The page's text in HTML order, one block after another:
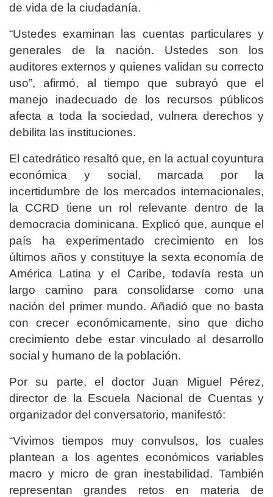
de vida de la ciudadanía.
“Ustedes examinan las cuentas particulares y
generales de la nación. Ustedes son los
auditores externos y quienes validan su correcto
uso”, afirmó, al tiempo que subrayó que el
manejo inadecuado de los recursos públicos
afecta a toda la sociedad, vulnera derechos y
debilita las instituciones.
El catedrático resaltó que, en la actual coyuntura
económica y social, marcada por la
incertidumbre de los mercados internacionales,
la CCRD tiene un rol relevante dentro de la
democracia dominicana. Explicó que, aunque el
país ha experimentado crecimiento en los
últimos años y constituye la sexta economía de
América Latina y el Caribe, todavía resta un
largo camino para consolidarse como una
nación del primer mundo. Añadió que no basta
con crecer económicamente, sino que dicho
crecimiento debe estar vinculado al desarrollo
social y humano de la población.
Por su parte, el doctor Juan Miguel Pérez,
director de la Escuela Nacional de Cuentas y
organizador del conversatorio, manifestó:
“Vivimos tiempos muy convulsos, los cuales
plantean a los agentes económicos variables
macro y micro de gran inestabilidad. También
representan grandes retos en materia de